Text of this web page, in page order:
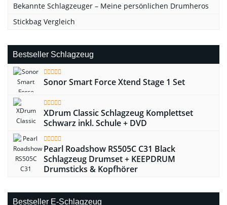
Bekannte Schlagzeuger – Meine persönlichen Drumheros
Stickbag Vergleich
Bestseller Schlagzeug
Sonor Smart Force Xtend Stage 1 Set
XDrum Classic Schlagzeug Komplettset
Schwarz inkl. Schule + DVD
Pearl Roadshow RS505C C31 Black
Schlagzeug Drumset + KEEPDRUM
Drumsticks & Kopfhörer
Bestseller E-Schlagzeug